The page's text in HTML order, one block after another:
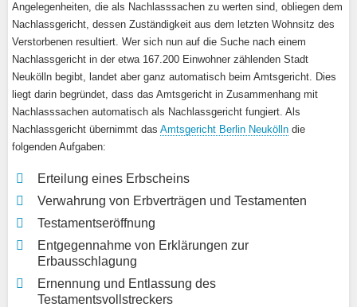
Angelegenheiten, die als Nachlasssachen zu werten sind, obliegen dem
Nachlassgericht, dessen Zuständigkeit aus dem letzten Wohnsitz des
Verstorbenen resultiert. Wer sich nun auf die Suche nach einem
Nachlassgericht in der etwa 167.200 Einwohner zählenden Stadt
Neukölln begibt, landet aber ganz automatisch beim Amtsgericht. Dies
liegt darin begründet, dass das Amtsgericht in Zusammenhang mit
Nachlasssachen automatisch als Nachlassgericht fungiert. Als
Nachlassgericht übernimmt das Amtsgericht Berlin Neukölln die
folgenden Aufgaben:
Erteilung eines Erbscheins
Verwahrung von Erbverträgen und Testamenten
Testamentseröffnung
Entgegennahme von Erklärungen zur
Erbausschlagung
Ernennung und Entlassung des
Testamentsvollstreckers